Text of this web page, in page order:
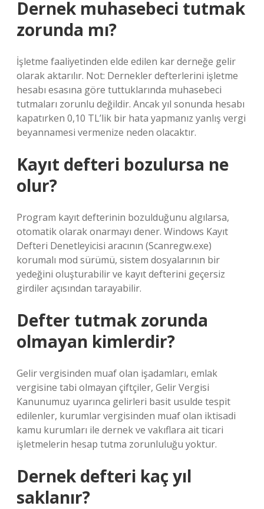
Dernek muhasebeci tutmak
zorunda mı?
İşletme faaliyetinden elde edilen kar derneğe gelir
olarak aktarılır. Not: Dernekler defterlerini işletme
hesabı esasına göre tuttuklarında muhasebeci
tutmaları zorunlu değildir. Ancak yıl sonunda hesabı
kapatırken 0,10 TL’lik bir hata yapmanız yanlış vergi
beyannamesi vermenize neden olacaktır.
Kayıt defteri bozulursa ne
olur?
Program kayıt defterinin bozulduğunu algılarsa,
otomatik olarak onarmayı dener. Windows Kayıt
Defteri Denetleyicisi aracının (Scanregw.exe)
korumalı mod sürümü, sistem dosyalarının bir
yedeğini oluşturabilir ve kayıt defterini geçersiz
girdiler açısından tarayabilir.
Defter tutmak zorunda
olmayan kimlerdir?
Gelir vergisinden muaf olan işadamları, emlak
vergisine tabi olmayan çiftçiler, Gelir Vergisi
Kanunumuz uyarınca gelirleri basit usulde tespit
edilenler, kurumlar vergisinden muaf olan iktisadi
kamu kurumları ile dernek ve vakıflara ait ticari
işletmelerin hesap tutma zorunluluğu yoktur.
Dernek defteri kaç yıl
saklanır?